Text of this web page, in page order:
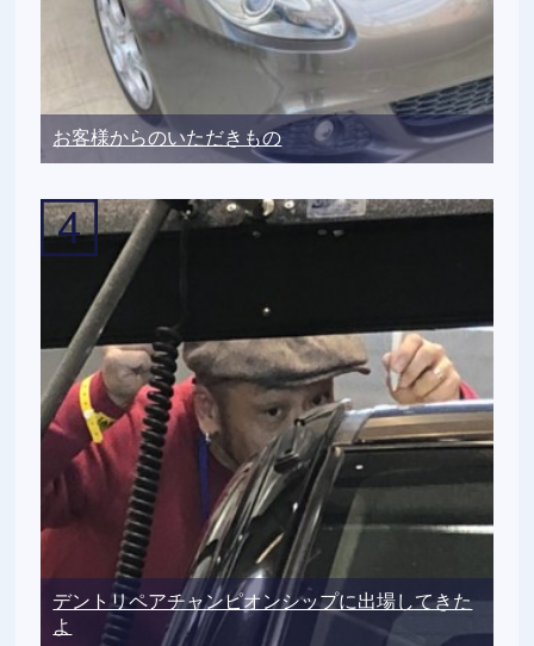
お客様からのいただきもの
デントリペアチャンピオンシップに出場してきた
よ